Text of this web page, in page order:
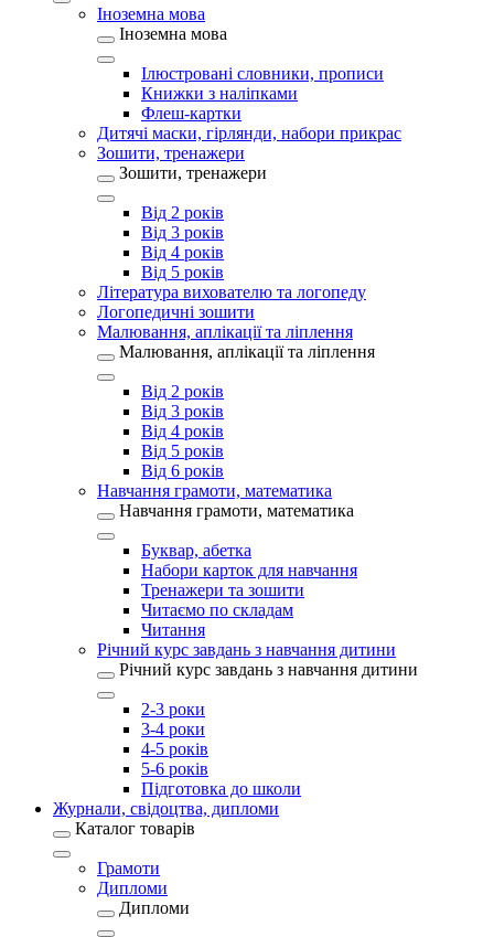
Іноземна мова
Іноземна мова
Ілюстровані словники, прописи
Книжки з наліпками
Флеш-картки
Дитячі маски, гірлянди, набори прикрас
Зошити, тренажери
Зошити, тренажери
Від 2 років
Від 3 років
Від 4 років
Від 5 років
Література вихователю та логопеду
Логопедичні зошити
Малювання, аплікації та ліплення
Малювання, аплікації та ліплення
Від 2 років
Від 3 років
Від 4 років
Від 5 років
Від 6 років
Навчання грамоти, математика
Навчання грамоти, математика
Буквар, абетка
Набори карток для навчання
Тренажери та зошити
Читаємо по складам
Читання
Річний курс завдань з навчання дитини
Річний курс завдань з навчання дитини
2-3 роки
3-4 роки
4-5 років
5-6 років
Підготовка до школи
Журнали, свідоцтва, дипломи
Каталог товарів
Грамоти
Дипломи
Дипломи